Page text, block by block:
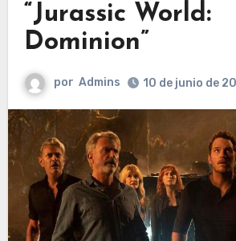
“Jurassic World:
Dominion”
por Admins 10 de junio de